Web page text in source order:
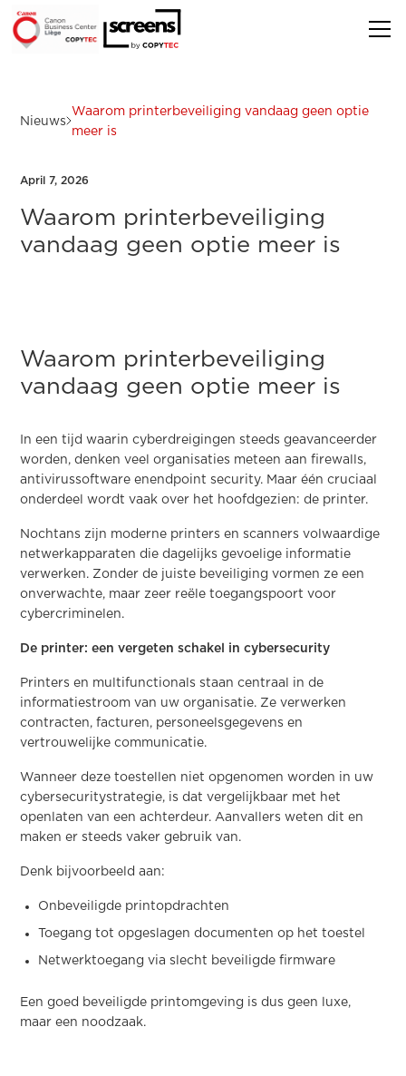
Nieuws
Waarom printerbeveiliging vandaag geen optie
meer is
April 7, 2026
Waarom printerbeveiliging
vandaag geen optie meer is
Waarom printerbeveiliging
vandaag geen optie meer is
In een tijd waarin cyberdreigingen steeds geavanceerder
worden, denken veel organisaties meteen aan firewalls,
antivirussoftware enendpoint security. Maar één cruciaal
onderdeel wordt vaak over het hoofdgezien: de printer.
Nochtans zijn moderne printers en scanners volwaardige
netwerkapparaten die dagelijks gevoelige informatie
verwerken. Zonder de juiste beveiliging vormen ze een
onverwachte, maar zeer reële toegangspoort voor
cybercriminelen.
De printer: een vergeten schakel in cybersecurity
Printers en multifunctionals staan centraal in de
informatiestroom van uw organisatie. Ze verwerken
contracten, facturen, personeelsgegevens en
vertrouwelijke communicatie.
Wanneer deze toestellen niet opgenomen worden in uw
cybersecuritystrategie, is dat vergelijkbaar met het
openlaten van een achterdeur. Aanvallers weten dit en
maken er steeds vaker gebruik van.
Denk bijvoorbeeld aan:
Onbeveiligde printopdrachten
Toegang tot opgeslagen documenten op het toestel
Netwerktoegang via slecht beveiligde firmware
Een goed beveiligde printomgeving is dus geen luxe,
maar een noodzaak.